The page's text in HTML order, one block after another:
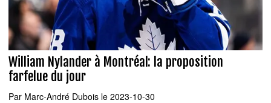
William Nylander à Montréal: la proposition
farfelue du jour
Par Marc-André Dubois le 2023-10-30